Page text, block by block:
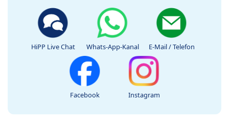
HiPP Live Chat Whats-App-Kanal E-Mail / Telefon
Facebook Instagram